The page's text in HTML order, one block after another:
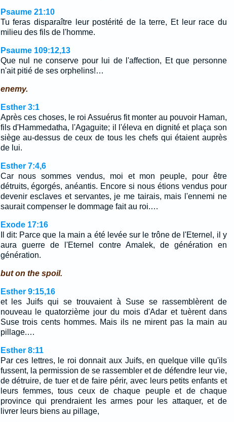
Psaume 21:10
Tu feras disparaître leur postérité de la terre, Et leur race du
milieu des fils de l'homme.
Psaume 109:12,13
Que nul ne conserve pour lui de l'affection, Et que personne
n'ait pitié de ses orphelins!…
enemy.
Esther 3:1
Après ces choses, le roi Assuérus fit monter au pouvoir Haman,
fils d'Hammedatha, l'Agaguite; il l'éleva en dignité et plaça son
siège au-dessus de ceux de tous les chefs qui étaient auprès
de lui.
Esther 7:4,6
Car nous sommes vendus, moi et mon peuple, pour être
détruits, égorgés, anéantis. Encore si nous étions vendus pour
devenir esclaves et servantes, je me tairais, mais l'ennemi ne
saurait compenser le dommage fait au roi.…
Exode 17:16
Il dit: Parce que la main a été levée sur le trône de l'Eternel, il y
aura guerre de l'Eternel contre Amalek, de génération en
génération.
but on the spoil.
Esther 9:15,16
et les Juifs qui se trouvaient à Suse se rassemblèrent de
nouveau le quatorzième jour du mois d'Adar et tuèrent dans
Suse trois cents hommes. Mais ils ne mirent pas la main au
pillage.…
Esther 8:11
Par ces lettres, le roi donnait aux Juifs, en quelque ville qu'ils
fussent, la permission de se rassembler et de défendre leur vie,
de détruire, de tuer et de faire périr, avec leurs petits enfants et
leurs femmes, tous ceux de chaque peuple et de chaque
province qui prendraient les armes pour les attaquer, et de
livrer leurs biens au pillage,